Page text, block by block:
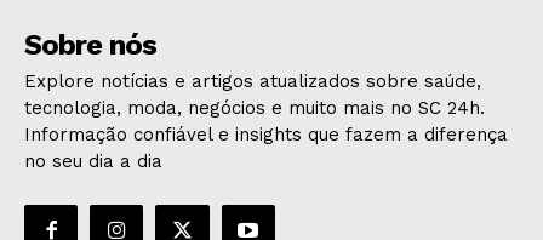
Sobre nós
Explore notícias e artigos atualizados sobre saúde,
tecnologia, moda, negócios e muito mais no SC 24h.
Informação confiável e insights que fazem a diferença
no seu dia a dia